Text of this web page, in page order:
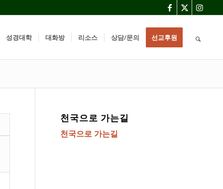
성경대학 대화방 리소스 상담/문의 선교후원
천국으로 가는길
천국으로 가는길